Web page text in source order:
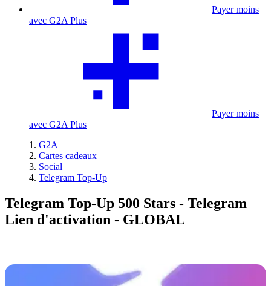
Payer moins
avec G2A Plus
Payer moins
avec G2A Plus
G2A
Cartes cadeaux
Social
Telegram Top-Up
Telegram Top-Up 500 Stars - Telegram
Lien d'activation - GLOBAL